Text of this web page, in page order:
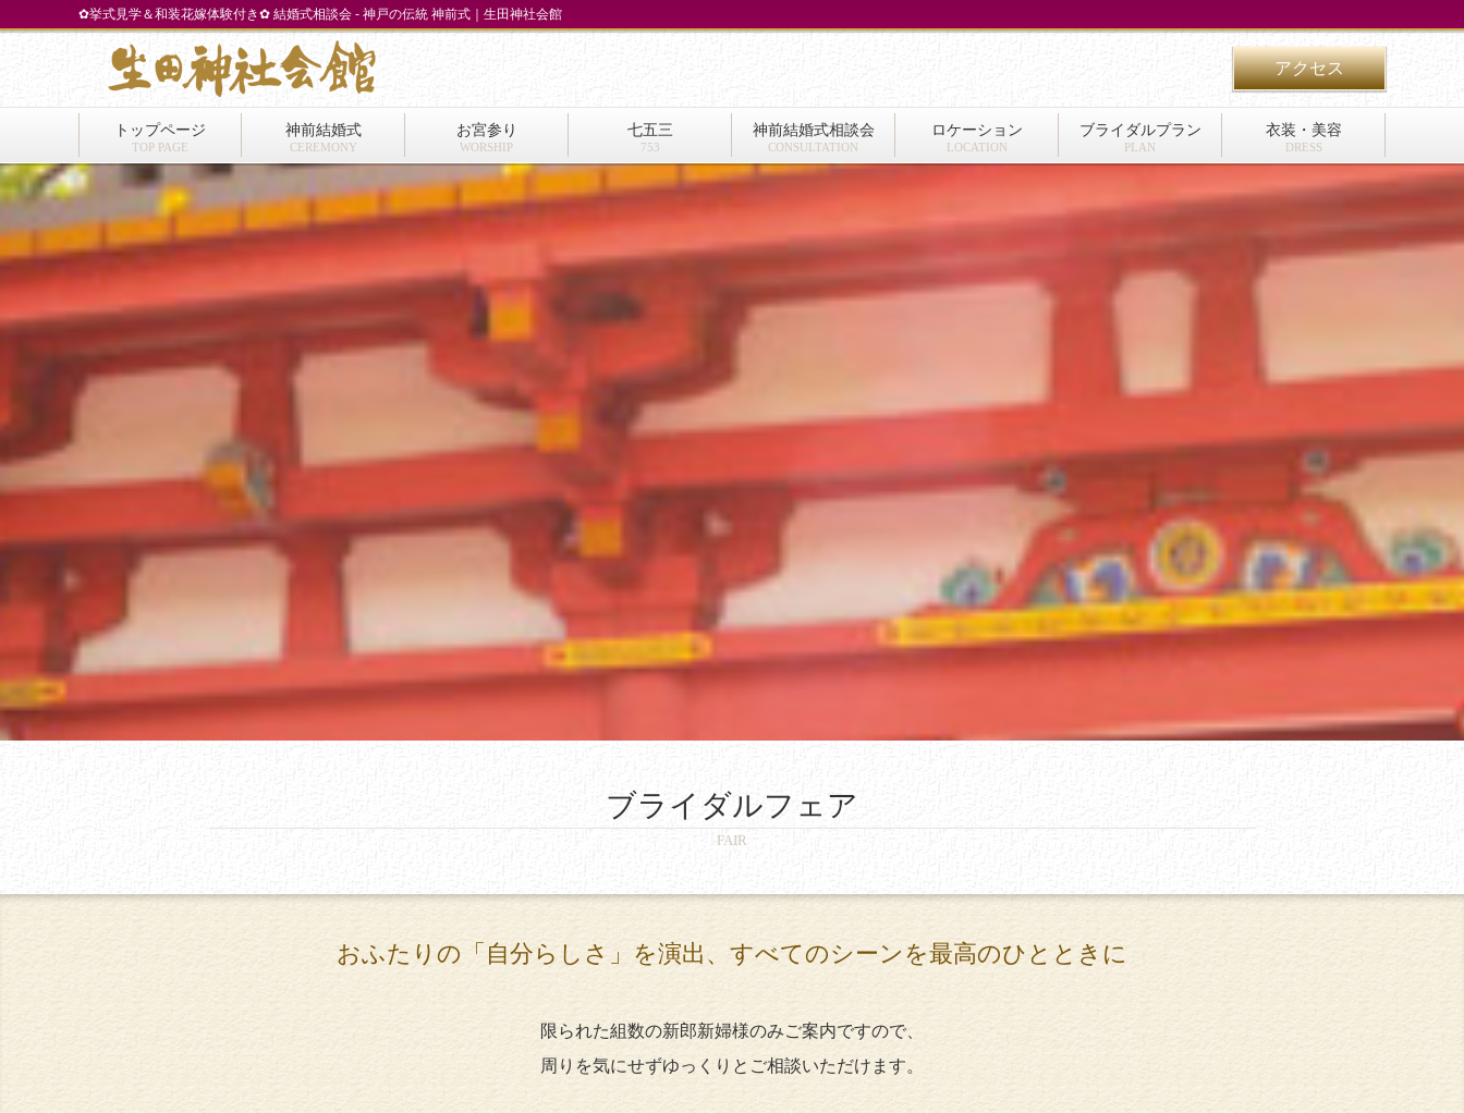
✿挙式見学＆和装花嫁体験付き✿ 結婚式相談会 - 神戸の伝統 神前式｜生田神社会館
アクセス
トップページ
TOP PAGE
神前結婚式
CEREMONY
お宮参り
WORSHIP
七五三
753
神前結婚式相談会
CONSULTATION
ロケーション
LOCATION
ブライダルプラン
PLAN
衣装・美容
DRESS
ブライダルフェア
FAIR
おふたりの「自分らしさ」を演出、すべてのシーンを最高のひとときに
限られた組数の新郎新婦様のみご案内ですので、
周りを気にせずゆっくりとご相談いただけます。